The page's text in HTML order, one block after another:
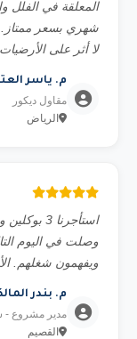
المعلقة في الفلل
لا أثر على
م. ياسر
مقاول ديكور
الرياض
وصلت في اليوم
ويفهمون شغلهم.
م. بندر
مدير مشروع -
القصيم